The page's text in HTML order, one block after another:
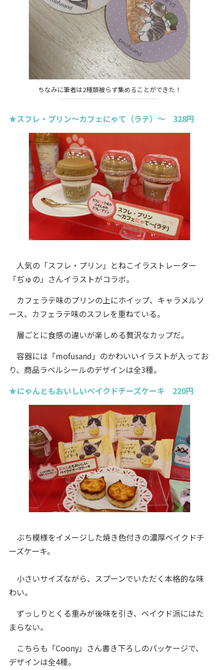
ちなみに筆者は2種類被らず集めることができた！
★スフレ・プリン～カフェにゃて（ラテ）～ 328円
人気の「スフレ・プリン」とねこイラストレーター
「ぢゅの」さんイラストがコラボ。
カフェラテ味のプリンの上にホイップ、キャラメルソ
ース、カフェラテ味のスフレを重ねている。
層ごとに食感の違いが楽しめる贅沢なカップだ。
容器には「mofusand」のかわいいイラストが入ってお
り、商品ラベルシールのデザインは全3種。
★にゃんともおいしいベイクドチーズケーキ 220円
ぶち模様をイメージした焼き色付きの濃厚ベイクドチ
ーズケーキ。
小さいサイズながら、スプーンでいただく本格的な味
わい。
ずっしりとくる重みが後味を引き、ベイクド派にはた
まらない。
こちらも「Coony」さん書き下ろしのパッケージで、
デザインは全4種。